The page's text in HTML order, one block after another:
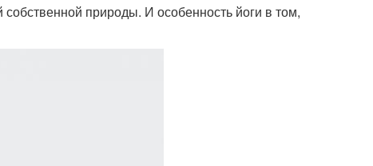
природы. И особенность йоги в том,